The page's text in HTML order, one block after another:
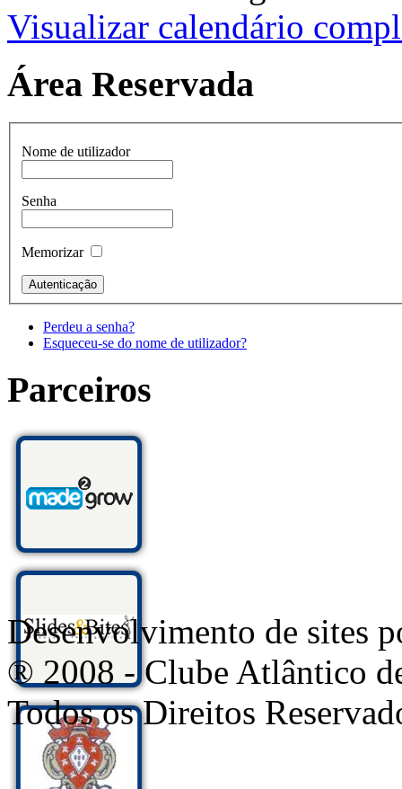
Visualizar calendário
Área Reservada
Nome de utilizador
Senha
Memorizar
Perdeu a senha?
Esqueceu-se do nome de utilizador?
Parceiros
Desenvolvimento de sites
® 2008 - Clube Atlântico
Todos os Direitos